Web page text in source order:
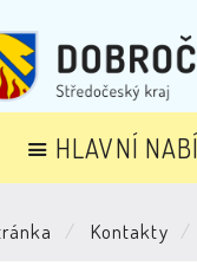
HLAVNÍ
Kontakty